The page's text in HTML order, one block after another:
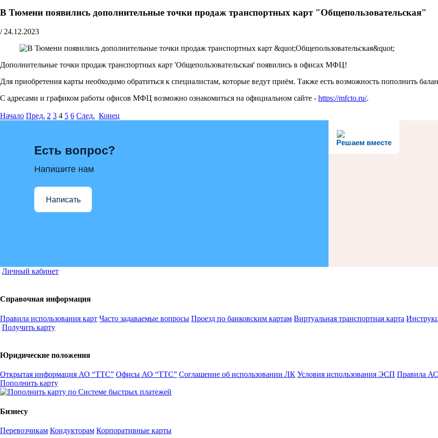
В Тюмени появились дополнительные точки продаж транспортных карт "Общепользовательская"
/ 24.12.2023
Дополнительные точки продаж транспортных карт 'Общепользовательская' появились в офисах МФЦ!
Для приобретения карты необходимо обратиться к специалистам, которые ведут приём. Также есть возможность пополнить
С адресами и графиком работы офисов МФЦ возможно ознакомиться на официальном сайте - https://mfcto.ru/.
Начало Пред. 2 3 4 5 6 След. Конец
Решаем вместе
Есть вопрос?
Напишите нам
Написать
Личный кабинет
Справочная информация
Правила использования карт Часто задаваемые вопросы Проезд по банковским картам Виртуальная транспортная карта
Получить карту
Юридические положения
Открытая информация АО “ТТС” Офисы АО “ТТС” Соглашение об использовании ЛК Условия использования ЭСП Правила
Пополнить карту
Бизнесу
Перевозчикам Кондукторам Корпоративные карты